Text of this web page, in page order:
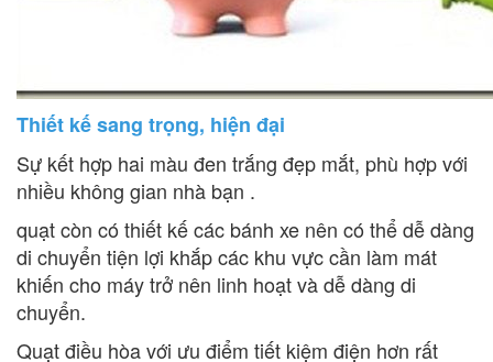
Thiết kế sang trọng, hiện đại
Sự kết hợp hai màu đen trắng đẹp mắt, phù hợp với
nhiều không gian nhà bạn .
quạt còn có thiết kế các bánh xe nên có thể dễ dàng
di chuyển tiện lợi khắp các khu vực cần làm mát
khiến cho máy trở nên linh hoạt và dễ dàng di
chuyển.
Quạt điều hòa với ưu điểm tiết kiệm điện hơn rất